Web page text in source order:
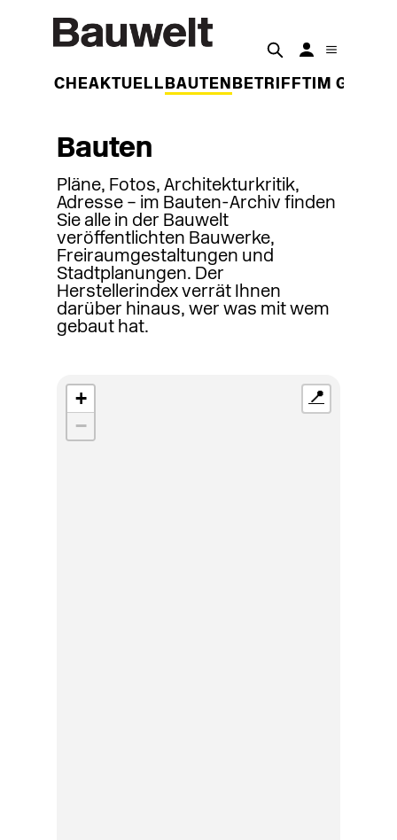
WOCHEAKTUELL BAUTEN BETRIFFT IM
Bauten
Pläne, Fotos, Architekturkritik,
Adresse – im Bauten-Archiv finden
Sie alle in der Bauwelt
veröffentlichten Bauwerke,
Freiraumgestaltungen und
Stadtplanungen. Der
Herstellerindex verrät Ihnen
darüber hinaus, wer was mit wem
gebaut hat.
+
−
📍